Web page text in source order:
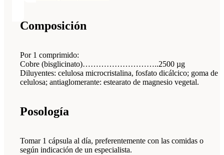
Composición
Por 1 comprimido:
Cobre (bisglicinato)………………………..2500 µg
Diluyentes: celulosa microcristalina, fosfato dicálcico; goma de
celulosa; antiaglomerante: estearato de magnesio vegetal.
Posología
Tomar 1 cápsula al día, preferentemente con las comidas o
según indicación de un especialista.